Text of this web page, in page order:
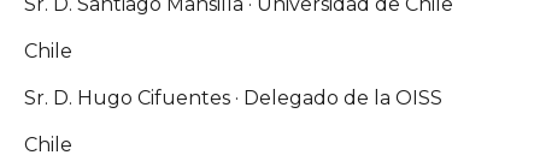
Chile
Sr. D. Hugo Cifuentes · Delegado de la OISS
Chile